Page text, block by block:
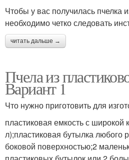
Чтобы у вас получилась пчелка
необходимо четко следовать
читать дальше →
Пчела из
Вариант 1
Что нужно приготовить для
пластиковая емкость с широкой
л);пластиковая бутылка любого
боковой поверхностью;2